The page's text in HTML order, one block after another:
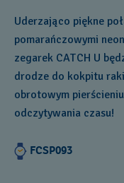
Uderzająco piękne
pomarańczowymi
zegarek CATCH U
drodze do kokpitu
obrotowym
odczytywania czasu!
FCSP093